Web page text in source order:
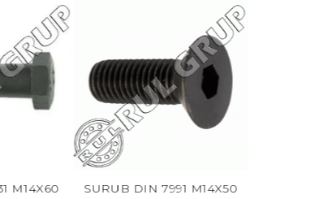
SURUB DIN 7991 M14X50
SURUB DIN 933